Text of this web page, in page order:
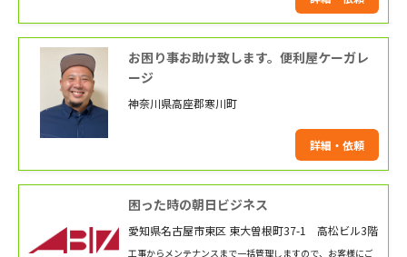
お困り事お助け致します。便利屋ケーガレ
ージ
神奈川県高座郡寒川町
詳細・依頼
困った時の朝日ビジネス
愛知県名古屋市東区 東大曽根町37-1 高松ビル3階
工事からメンテナンスまで一括管理しますので、お客様にご